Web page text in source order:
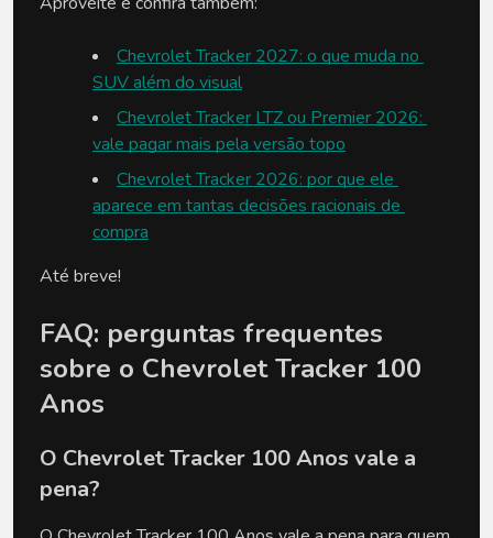
Chevrolet Tracker 2027: o que muda no
SUV além do visual
Chevrolet Tracker LTZ ou Premier 2026:
vale pagar mais pela versão topo
Chevrolet Tracker 2026: por que ele
aparece em tantas decisões racionais de
compra
Até breve!
FAQ: perguntas frequentes
sobre o Chevrolet Tracker 100
Anos
O Chevrolet Tracker 100 Anos vale a
pena?